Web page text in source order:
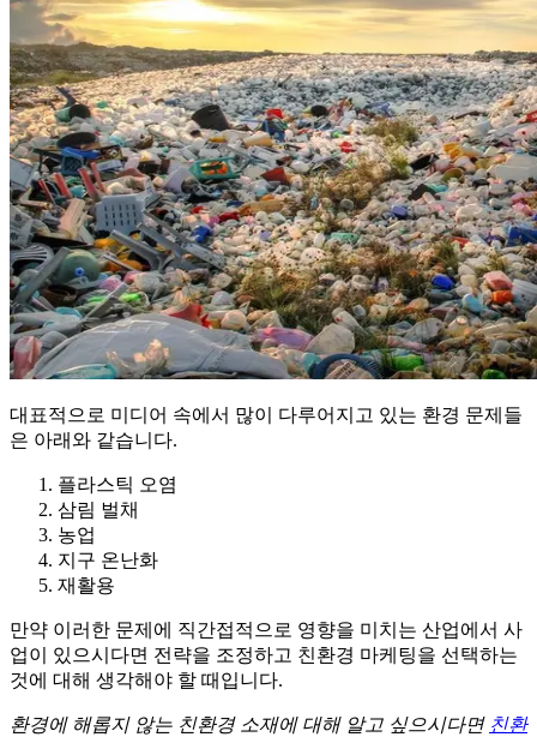
대표적으로 미디어 속에서 많이 다루어지고 있는 환경 문제들
은 아래와 같습니다.
플라스틱 오염
삼림 벌채
농업
지구 온난화
재활용
만약 이러한 문제에 직간접적으로 영향을 미치는 산업에서 사
업이 있으시다면 전략을 조정하고 친환경 마케팅을 선택하는
것에 대해 생각해야 할 때입니다.
환경에 해롭지 않는 친환경 소재에 대해 알고 싶으시다면 친환